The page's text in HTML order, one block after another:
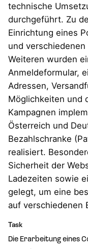
technische
durchgeführt. Zu
Einrichtung eines
und
Weiteren wurden
Anmeldeformular,
Adressen,
Möglichkeiten und
Kampagnen
Österreich und
Bezahlschranke
realisiert.
Sicherheit der
Ladezeiten sowie
gelegt, um eine
auf verschiedenen
Task
Die Erarbeitung eines